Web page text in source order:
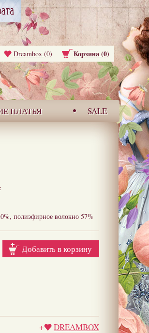
ПЛАТЬЯ SALE
Dreambox (0) Корзина (0)
полиэфирное волокно 57%
Добавить в корзину
+ DREAMBOX